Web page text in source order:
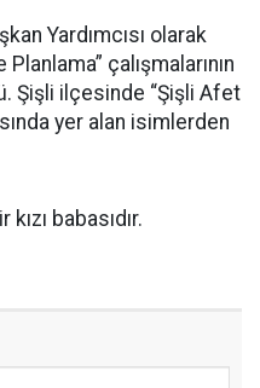
Yardımcısı olarak
çalışmalarının
Şişli ilçesinde “Şişli Afet
yer alan isimlerden
babasıdır.